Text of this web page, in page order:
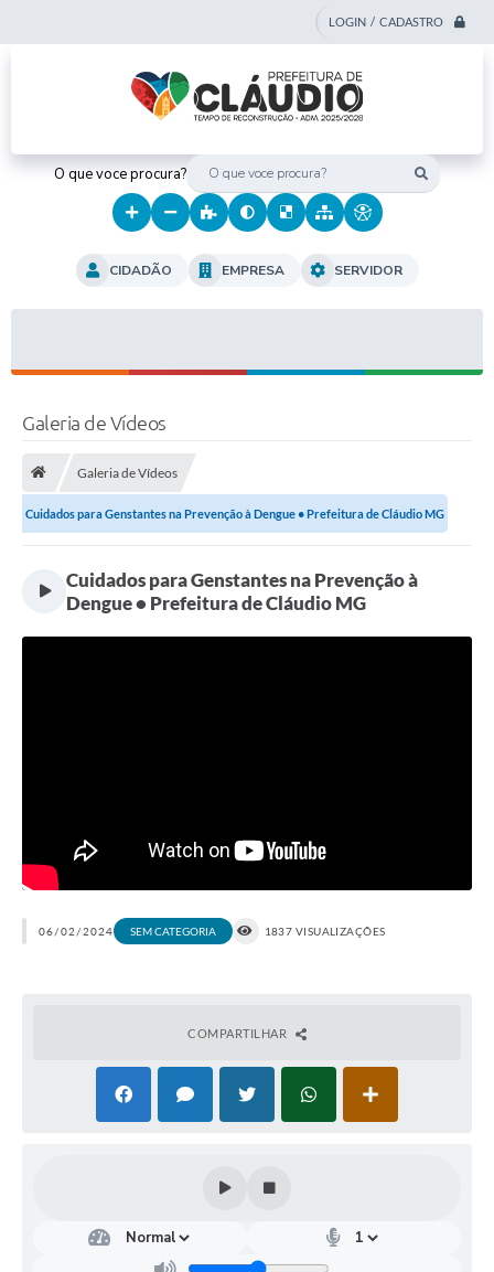
LOGIN / CADASTRO
O que voce procura?
CIDADÃO EMPRESA SERVIDOR
Galeria de Vídeos
Galeria de Vídeos
Cuidados para Genstantes na Prevenção à Dengue • Prefeitura de Cláudio MG
Cuidados para Genstantes na Prevenção à
Dengue • Prefeitura de Cláudio MG
06/02/2024 SEM CATEGORIA 1837 VISUALIZAÇÕES
COMPARTILHAR